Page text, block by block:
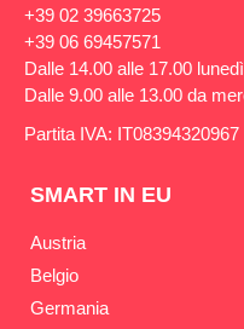
+39 02 39663725
+39 06 69457571
Dalle 14.00 alle 17.00
Dalle 9.00 alle 13.00 da
Partita IVA: IT08394320967
SMART IN EU
Austria
Belgio
Germania